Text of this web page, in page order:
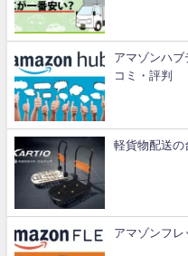
アマゾンハブ
コミ・評判
軽貨物配送の
アマゾンフレ